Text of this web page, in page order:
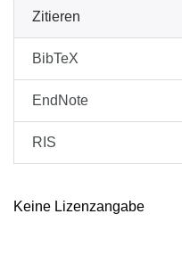
Zitieren
BibTeX
EndNote
RIS
Keine Lizenzangabe